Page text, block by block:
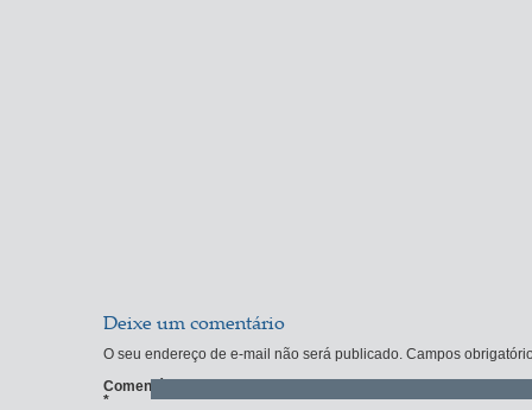
Deixe um comentário
O seu endereço de e-mail não será publicado. Campos
Comentário
*